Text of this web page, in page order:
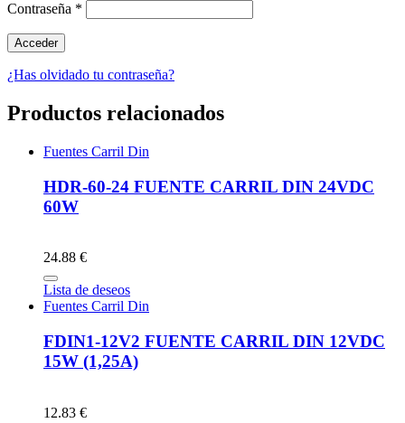
Contraseña *
¿Has olvidado tu contraseña?
Productos relacionados
Fuentes Carril Din
HDR-60-24 FUENTE CARRIL DIN 24VDC
60W
24.88 €
Lista de deseos
Fuentes Carril Din
FDIN1-12V2 FUENTE CARRIL DIN 12VDC
15W (1,25A)
12.83 €